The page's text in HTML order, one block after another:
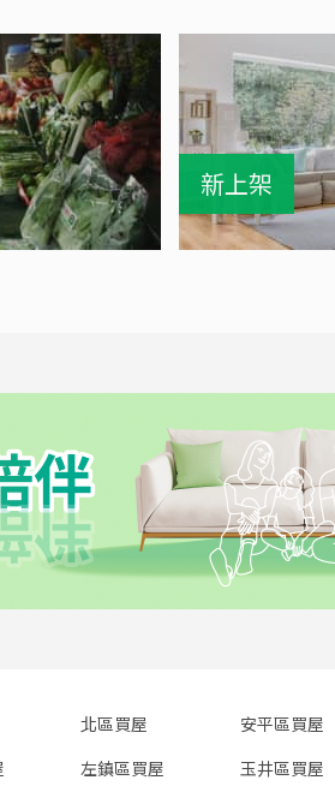
新上架
北區買屋 安平區買屋
左鎮區買屋 玉井區買屋